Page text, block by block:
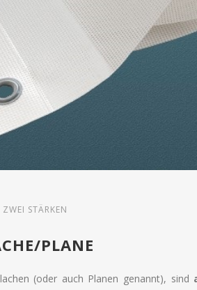
STÄRKEN
PLANE
(oder auch Planen genannt), sind